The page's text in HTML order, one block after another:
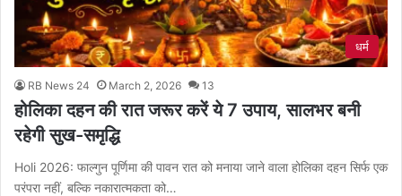
धर्म
RB News 24 March 2, 2026 13
होलिका दहन की रात जरूर करें ये 7 उपाय, सालभर बनी
रहेगी सुख-समृद्धि
Holi 2026: फाल्गुन पूर्णिमा की पावन रात को मनाया जाने वाला होलिका दहन सिर्फ एक
परंपरा नहीं, बल्कि नकारात्मकता को…